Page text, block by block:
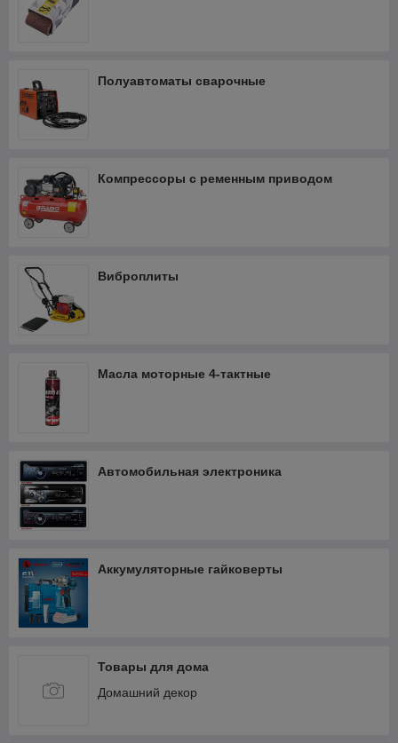
Полуавтоматы сварочные
Компрессоры с ременным приводом
Виброплиты
Масла моторные 4-тактные
Автомобильная электроника
Аккумуляторные гайковерты
Товары для дома
Домашний декор